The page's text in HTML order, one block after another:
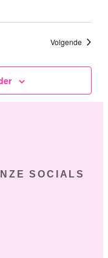
Volgende
SOCIALS